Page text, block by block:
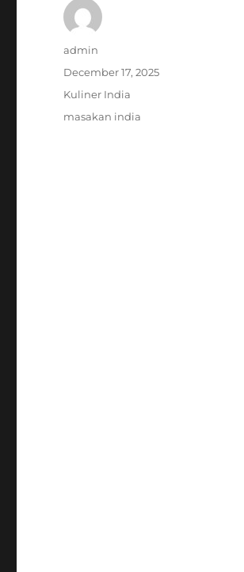
Author
admin
Posted
December 17, 2025
Categories
Kuliner India
Tags
masakan india